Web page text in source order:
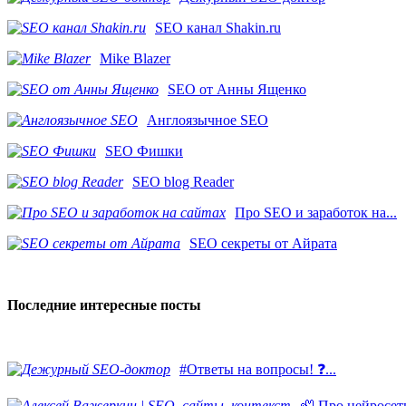
SEO канал Shakin.ru
Mike Blazer
SEO от Анны Ященко
Англоязычное SEO
SEO Фишки
SEO blog Reader
Про SEO и заработок на...
SEO секреты от Айрата
Последние интересные посты
#Ответы на вопросы! ❓...